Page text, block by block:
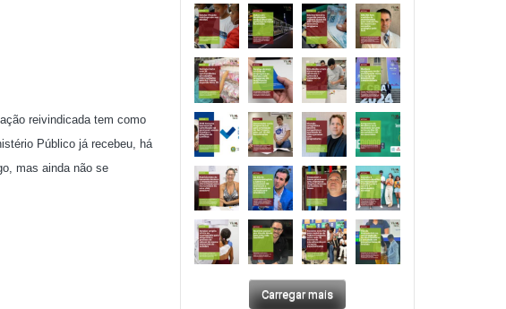
reivindicada tem como
Público já recebeu, há
mas ainda não se
Carregar mais